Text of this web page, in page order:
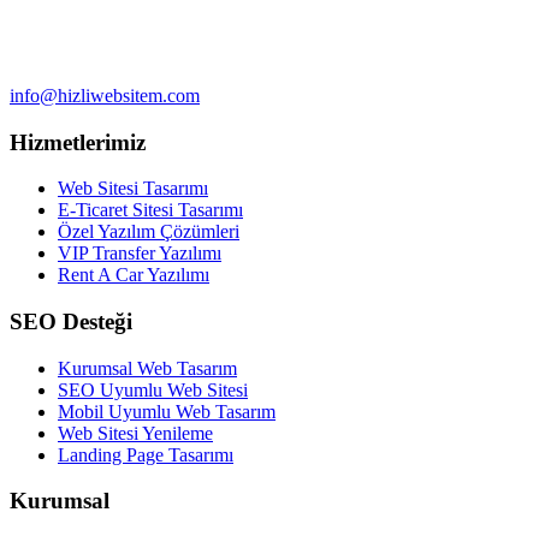
info@hizliwebsitem.com
Hizmetlerimiz
Web Sitesi Tasarımı
E-Ticaret Sitesi Tasarımı
Özel Yazılım Çözümleri
VIP Transfer Yazılımı
Rent A Car Yazılımı
SEO Desteği
Kurumsal Web Tasarım
SEO Uyumlu Web Sitesi
Mobil Uyumlu Web Tasarım
Web Sitesi Yenileme
Landing Page Tasarımı
Kurumsal